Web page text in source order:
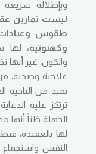
وبإطلالة
ليست تمارين
طقوس
وكهنوتية، لها
والكون، غير
علاجية وصحية،
تفيد من الناحية
ترتكز عليه
الجهلة ظناً أنها
لها بالعقيدة،
النفس واستجماع